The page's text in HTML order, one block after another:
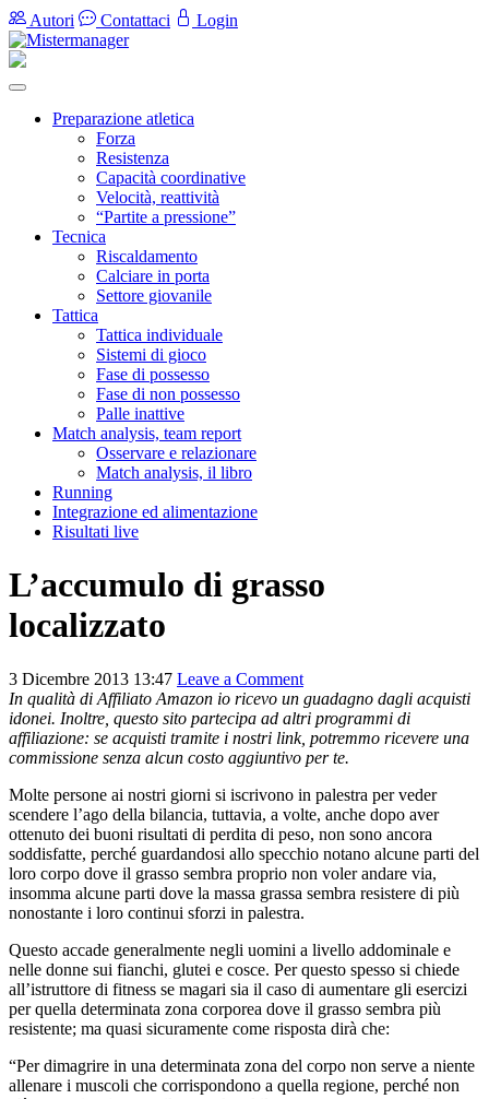
Autori Contattaci Login
Preparazione atletica
Forza
Resistenza
Capacità coordinative
Velocità, reattività
“Partite a pressione”
Tecnica
Riscaldamento
Calciare in porta
Settore giovanile
Tattica
Tattica individuale
Sistemi di gioco
Fase di possesso
Fase di non possesso
Palle inattive
Match analysis, team report
Osservare e relazionare
Match analysis, il libro
Running
Integrazione ed alimentazione
Risultati live
L’accumulo di grasso
localizzato
3 Dicembre 2013 13:47 Leave a Comment
In qualità di Affiliato Amazon io ricevo un guadagno dagli acquisti
idonei. Inoltre, questo sito partecipa ad altri programmi di
affiliazione: se acquisti tramite i nostri link, potremmo ricevere una
commissione senza alcun costo aggiuntivo per te.
Molte persone ai nostri giorni si iscrivono in palestra per veder
scendere l’ago della bilancia, tuttavia, a volte, anche dopo aver
ottenuto dei buoni risultati di perdita di peso, non sono ancora
soddisfatte, perché guardandosi allo specchio notano alcune parti del
loro corpo dove il grasso sembra proprio non voler andare via,
insomma alcune parti dove la massa grassa sembra resistere di più
nonostante i loro continui sforzi in palestra.
Questo accade generalmente negli uomini a livello addominale e
nelle donne sui fianchi, glutei e cosce. Per questo spesso si chiede
all’istruttore di fitness se magari sia il caso di aumentare gli esercizi
per quella determinata zona corporea dove il grasso sembra più
resistente; ma quasi sicuramente come risposta dirà che:
“Per dimagrire in una determinata zona del corpo non serve a niente
allenare i muscoli che corrispondono a quella regione, perché non